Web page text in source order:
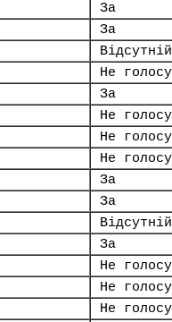
За
За
Відсутній
Не
За
Не
Не
Не
За
За
Відсутній
За
Не
Не
Не